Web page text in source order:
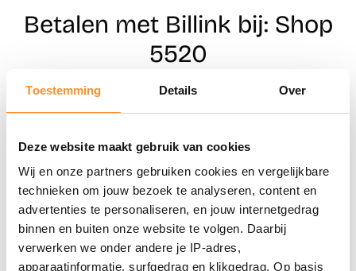
Toestemming Details Over
Deze website maakt gebruik van cookies
Wij en onze partners gebruiken cookies en vergelijkbare
technieken om jouw bezoek te analyseren, content en
advertenties te personaliseren, en jouw internetgedrag
binnen en buiten onze website te volgen. Daarbij
verwerken we onder andere je IP-adres,
apparaatinformatie, surfgedrag en klikgedrag. Op basis
Betalen met Billink bij: Shop
5520
Naar winkels